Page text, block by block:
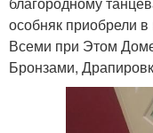
особняк приобрели
Всеми при Этом
Бронзами,